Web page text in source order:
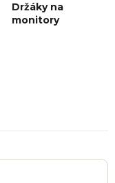
Držáky na
monitory